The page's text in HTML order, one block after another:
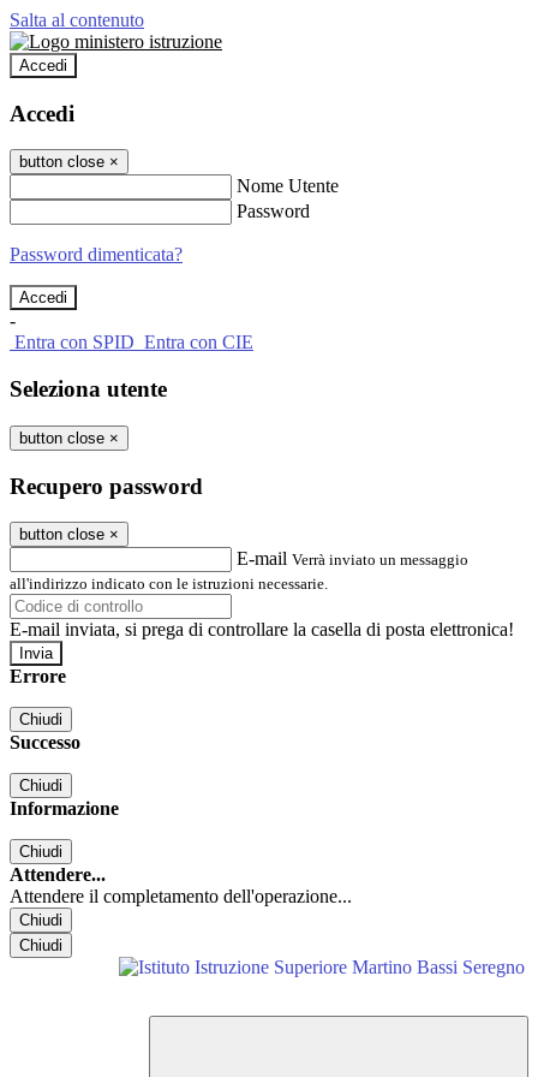
Salta al contenuto
Accedi
Accedi
button close ×
Nome Utente
Password
Password dimenticata?
-
Entra con SPID Entra con CIE
Seleziona utente
button close ×
Recupero password
button close ×
E-mail Verrà inviato un messaggio
all'indirizzo indicato con le istruzioni necessarie.
E-mail inviata, si prega di controllare la casella di posta elettronica!
Errore
Chiudi
Successo
Chiudi
Informazione
Chiudi
Attendere...
Attendere il completamento dell'operazione...
Chiudi
Chiudi